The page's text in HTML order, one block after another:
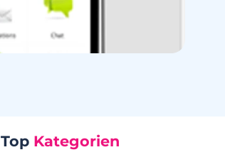
Top Kategorien